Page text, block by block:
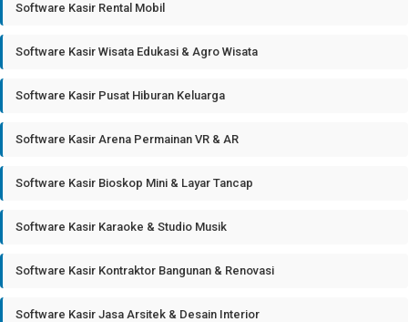
Software Kasir Rental Mobil
Software Kasir Wisata Edukasi & Agro Wisata
Software Kasir Pusat Hiburan Keluarga
Software Kasir Arena Permainan VR & AR
Software Kasir Bioskop Mini & Layar Tancap
Software Kasir Karaoke & Studio Musik
Software Kasir Kontraktor Bangunan & Renovasi
Software Kasir Jasa Arsitek & Desain Interior